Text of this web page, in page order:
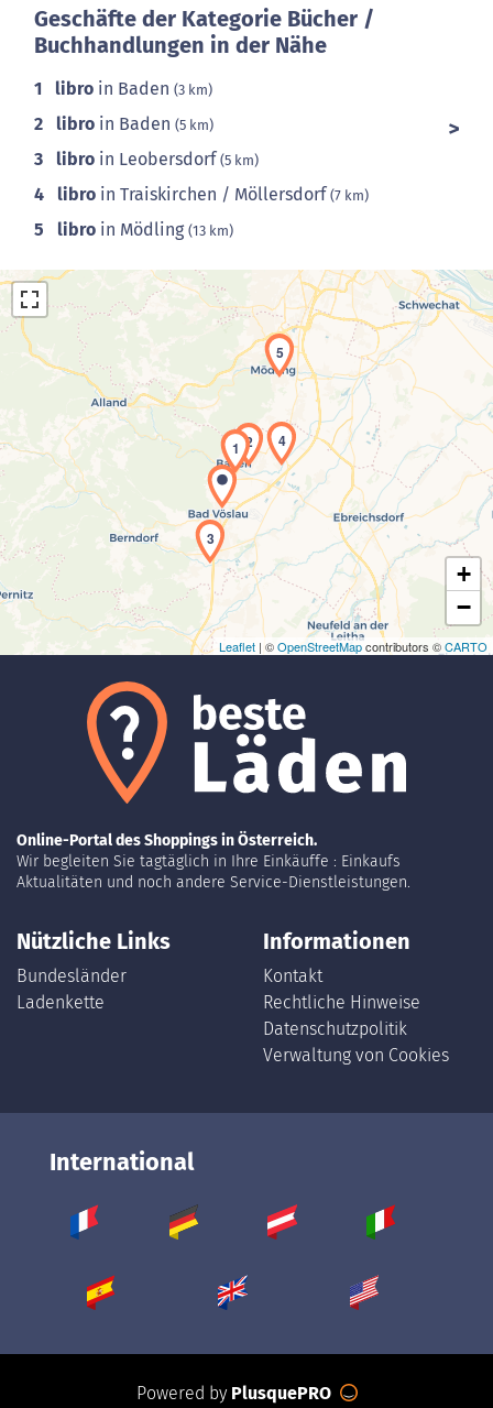
Geschäfte der Kategorie Bücher /
Buchhandlungen in der Nähe
1 libro in Baden (3 km)
2 libro in Baden (5 km)
3 libro in Leobersdorf(5 km)
4 libro in Traiskirchen / Möllersdorf(7 km)
5 libro in Mödling (13 km)
Laden der Karte...
1 2
3
4
5
+
−
Leaflet | ©OpenStreetMapcontributors ©CARTO
Online-Portal des Shoppings in Österreich.
Wir begleiten Sie tagtäglich in Ihre Einkäuffe : Einkaufs
Aktualitäten und noch andere Service-Dienstleistungen.
Nützliche Links
Bundesländer
Ladenkette
Informationen
Kontakt
Rechtliche Hinweise
Datenschutzpolitik
Verwaltung von Cookies
International
Powered by PlusquePRO